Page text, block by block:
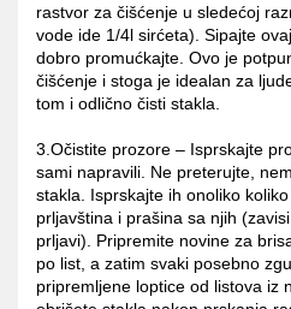
rastvor za čišćenje u sledećoj
vode ide 1/4l sirćeta). Sipajte
dobro promućkajte. Ovo je
čišćenje i stoga je idealan za
tom i odlično čisti stakla.
3.Očistite prozore – Isprskajte
sami napravili. Ne preterujte,
stakla. Isprskajte ih onoliko
prljavština i prašina sa njih
prljavi). Pripremite novine za
po list, a zatim svaki posebno
pripremljene loptice od listova iz